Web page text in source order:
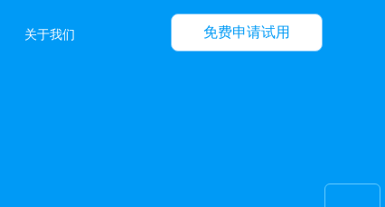
免费申请试用
关于我们